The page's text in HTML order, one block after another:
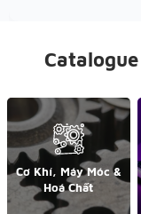
Cơ Khí, Máy Móc &
Hoá Chất